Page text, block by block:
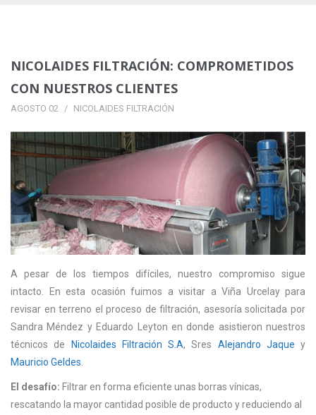
NICOLAIDES FILTRACIÓN: COMPROMETIDOS
CON NUESTROS CLIENTES
AGOSTO 02 NICOLAIDES FILTRACIÓN
A pesar de los tiempos difíciles, nuestro compromiso sigue
intacto. En esta ocasión fuimos a visitar a Viña Urcelay para
revisar en terreno el proceso de filtración, asesoría solicitada por
Sandra Méndez y Eduardo Leyton en donde asistieron nuestros
técnicos de
Nicolaides Filtración S.A, Sres Alejandro Jaque y
Mauricio Geldes
El desafío: Filtrar en forma eficiente unas borras vínicas,
rescatando la mayor cantidad posible de producto y reduciendo al